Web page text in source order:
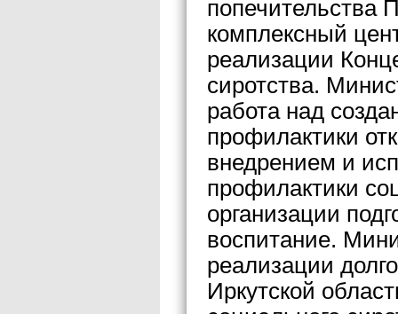
попечительства
комплексный
реализации
сиротства.
работа над
профилактики
внедрением и
профилактики
организации
воспитание.
реализации
Иркутской